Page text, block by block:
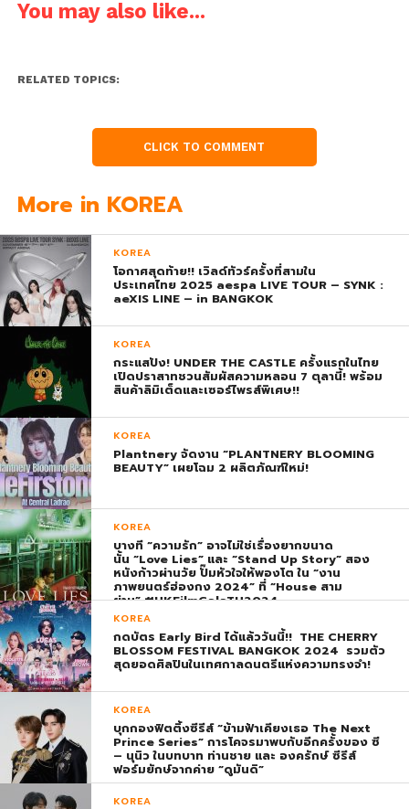
You may also like...
RELATED TOPICS:
CLICK TO COMMENT
More in KOREA
KOREA
โอกาศสุดท้าย!! เวิลด์ทัวร์ครั้งที่สามใน
ประเทศไทย 2025 aespa LIVE TOUR – SYNK :
aeXIS LINE – in BANGKOK
KOREA
กระแสปัง! UNDER THE CASTLE ครั้งแรกในไทย
เปิดปราสาทชวนสัมผัสความหลอน 7 ตุลานี้! พร้อม
สินค้าลิมิเต็ดและเซอร์ไพรส์พิเศษ!!
KOREA
Plantnery จัดงาน “PLANTNERY BLOOMING
BEAUTY” เผยโฉม 2 ผลิตภัณฑ์ใหม่!
KOREA
บางที “ความรัก” อาจไม่ใช่เรื่องยากขนาด
นั้น “Love Lies” และ “Stand Up Story” สอง
หนังก้าวผ่านวัย ปั๊มหัวใจให้พองโต ใน “งาน
ภาพยนตร์ฮ่องกง 2024” ที่ “House สาม
ย่าน” #HKFilmGalaTH2024
KOREA
กดบัตร Early Bird ได้แล้ววันนี้!! THE CHERRY
BLOSSOM FESTIVAL BANGKOK 2024 รวมตัว
สุดยอดศิลปินในเทศกาลดนตรีแห่งความทรงจำ!
KOREA
บุกกองฟิตติ้งซีรีส์ “ข้ามฟ้าเคียงเธอ The Next
Prince Series” การโคจรมาพบกับอีกครั้งของ ซี
– นุนิว ในบทบาท ท่านชาย และ องครักษ์ ซีรีส์
ฟอร์มยักษ์จากค่าย “ดูมันดิ”
KOREA